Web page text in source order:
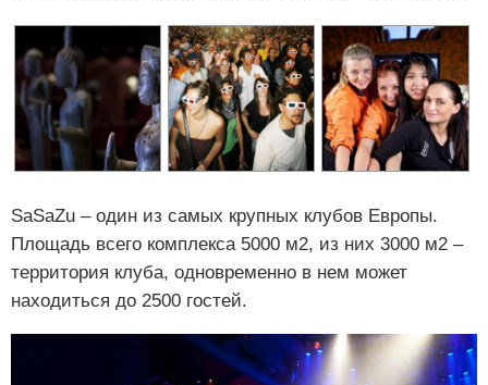
SaSaZu – один из самых крупных клубов Европы.
Площадь всего комплекса 5000 м2, из них 3000 м2 –
территория клуба, одновременно в нем может
находиться до 2500 гостей.